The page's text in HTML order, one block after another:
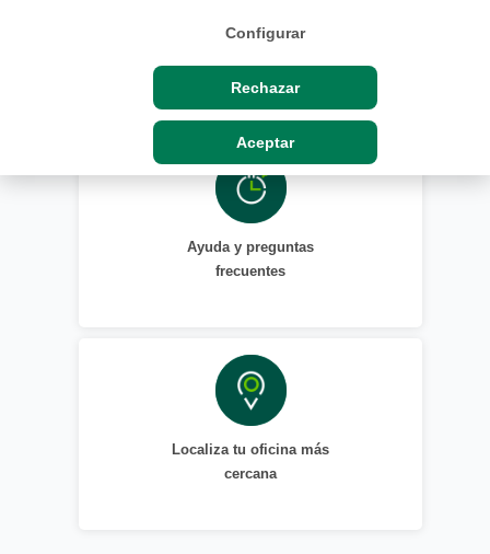
Configurar
Rechazar
Aceptar
Atención digital
Ayuda y preguntas
frecuentes
Localiza tu oficina más
cercana